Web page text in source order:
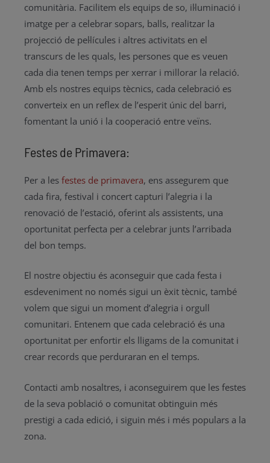
comunitària. Facilitem els equips de so, il·luminació i
imatge per a celebrar sopars, balls, realitzar la
projecció de pel·lícules i altres activitats en el
transcurs de les quals, les persones que es veuen
cada dia tenen temps per xerrar i millorar la relació.
Amb els nostres equips tècnics, cada celebració es
converteix en un reflex de l’esperit únic del barri,
fomentant la unió i la cooperació entre veïns.
Festes de Primavera:
Per a les festes de primavera, ens assegurem que
cada fira, festival i concert capturi l’alegria i la
renovació de l’estació, oferint als assistents, una
oportunitat perfecta per a celebrar junts l’arribada
del bon temps.
El nostre objectiu és aconseguir que cada festa i
esdeveniment no només sigui un èxit tècnic, també
volem que sigui un moment d’alegria i orgull
comunitari. Entenem que cada celebració és una
oportunitat per enfortir els lligams de la comunitat i
crear records que perduraran en el temps.
Contacti amb nosaltres, i aconseguirem que les festes
de la seva població o comunitat obtinguin més
prestigi a cada edició, i siguin més i més populars a la
zona.